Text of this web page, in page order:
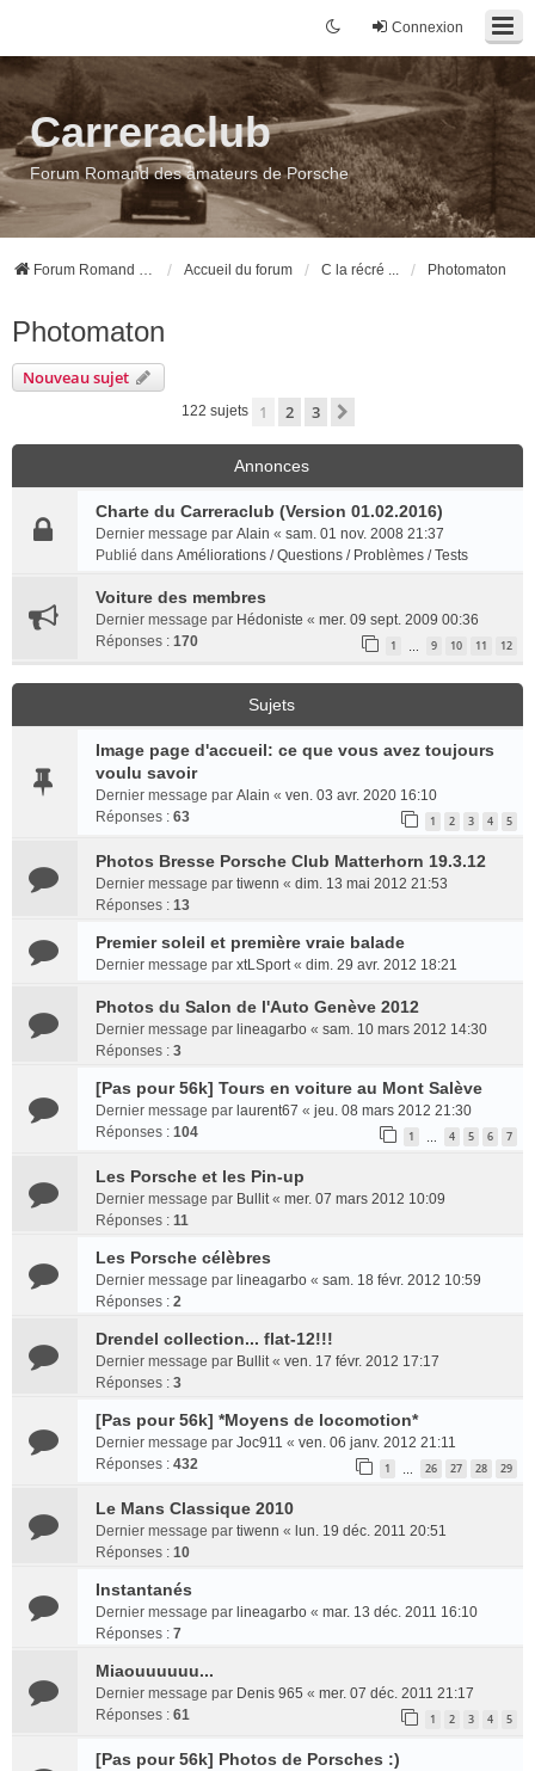
Connexion
Carreraclub
Forum Romand des amateurs de Porsche
Forum Romand des amateurs de Porsche Accueil du forum C la récré ... Photomaton
Photomaton
Nouveau sujet
122 sujets 1 2 3
Annonces
Charte du Carreraclub (Version 01.02.2016)
Dernier message par Alain « sam. 01 nov. 2008 21:37
Publié dans Améliorations / Questions / Problèmes / Tests
Voiture des membres
Dernier message par Hédoniste « mer. 09 sept. 2009 00:36
Réponses : 170 1 9 10 11 12
Sujets
Image page d'accueil: ce que vous avez toujours
voulu savoir
Dernier message par Alain « ven. 03 avr. 2020 16:10
Réponses : 63 1 2 3 4 5
Photos Bresse Porsche Club Matterhorn 19.3.12
Dernier message par tiwenn « dim. 13 mai 2012 21:53
Réponses : 13
Premier soleil et première vraie balade
Dernier message par xtLSport« dim. 29 avr. 2012 18:21
Photos du Salon de l'Auto Genève 2012
Dernier message par lineagarbo « sam. 10 mars 2012 14:30
Réponses : 3
[Pas pour 56k] Tours en voiture au Mont Salève
Dernier message par laurent67 « jeu. 08 mars 2012 21:30
Réponses : 104 1 4 5 6 7
Les Porsche et les Pin-up
Dernier message par Bullit« mer. 07 mars 2012 10:09
Réponses : 11
Les Porsche célèbres
Dernier message par lineagarbo « sam. 18 févr. 2012 10:59
Réponses : 2
Drendel collection... flat-12!!!
Dernier message par Bullit« ven. 17 févr. 2012 17:17
Réponses : 3
[Pas pour 56k] *Moyens de locomotion*
Dernier message par Joc911 « ven. 06 janv. 2012 21:11
Réponses : 432 1 26 27 28 29
Le Mans Classique 2010
Dernier message par tiwenn « lun. 19 déc. 2011 20:51
Réponses : 10
Instantanés
Dernier message par lineagarbo « mar. 13 déc. 2011 16:10
Réponses : 7
Miaouuuuuu...
Dernier message par Denis 965 « mer. 07 déc. 2011 21:17
Réponses : 61 1 2 3 4 5
[Pas pour 56k] Photos de Porsches :)